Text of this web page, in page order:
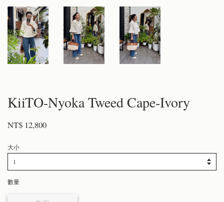
KiiTO-Nyoka Tweed Cape-Ivory
NT$ 12,800
大小
數量